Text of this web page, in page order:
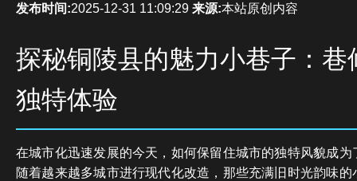
发布时间:2025-12-31 11:09:29 来源:本站原创内容
探秘铜陵县的魅力小巷子：巷
独特体验
在城市化迅速发展的今天，如何保留住城市的独特风貌成
随着越来越多城市进行现代化改造，那些充满旧时光韵味